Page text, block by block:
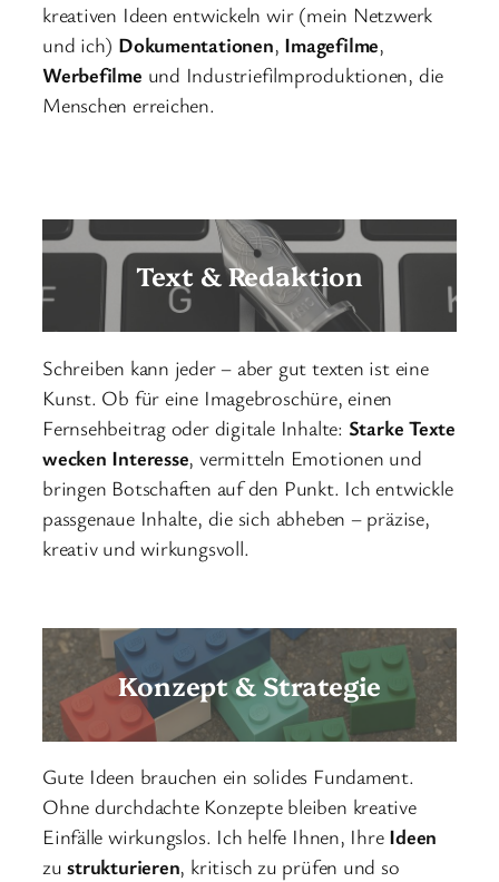
kreativen Ideen entwickeln wir (mein Netzwerk
und ich) Dokumentationen, Imagefilme,
Werbefilme und Industriefilmproduktionen, die
Menschen erreichen.
Text & Redaktion
Schreiben kann jeder – aber gut texten ist eine
Kunst. Ob für eine Imagebroschüre, einen
Fernsehbeitrag oder digitale Inhalte: Starke Texte
wecken Interesse, vermitteln Emotionen und
bringen Botschaften auf den Punkt. Ich entwickle
passgenaue Inhalte, die sich abheben – präzise,
kreativ und wirkungsvoll.
Konzept & Strategie
Gute Ideen brauchen ein solides Fundament.
Ohne durchdachte Konzepte bleiben kreative
Einfälle wirkungslos. Ich helfe Ihnen, Ihre Ideen
zustrukturieren, kritisch zu prüfen und so